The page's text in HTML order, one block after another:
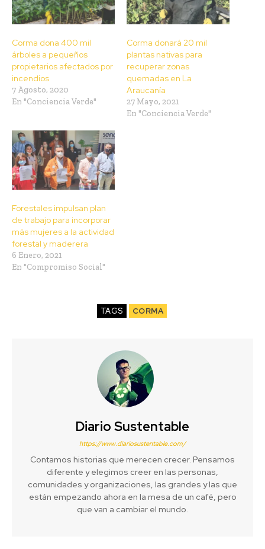
Corma dona 400 mil
árboles a pequeños
propietarios afectados por
incendios
7 Agosto, 2020
En "Conciencia Verde"
Corma donará 20 mil
plantas nativas para
recuperar zonas
quemadas en La
Araucanía
27 Mayo, 2021
En "Conciencia Verde"
Forestales impulsan plan
de trabajo para incorporar
más mujeres a la actividad
forestal y maderera
6 Enero, 2021
En "Compromiso Social"
TAGS CORMA
Diario Sustentable
https://www.diariosustentable.com/
Contamos historias que merecen crecer. Pensamos
diferente y elegimos creer en las personas,
comunidades y organizaciones, las grandes y las que
están empezando ahora en la mesa de un café, pero
que van a cambiar el mundo.